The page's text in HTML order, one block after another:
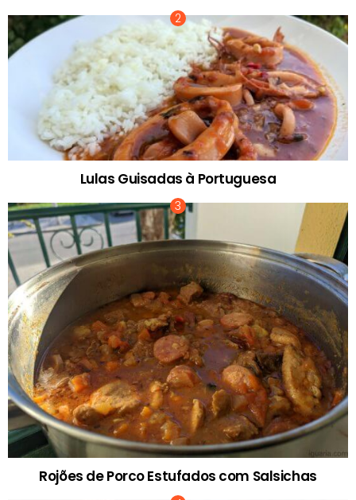
Lulas Guisadas à Portuguesa
Rojões de Porco Estufados com Salsichas